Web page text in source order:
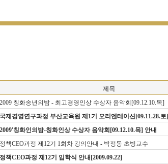
제목
2009 칭화송년의밤 - 최고경영인상 수상자 음악회[09.12.10.목]
국제경영연구과정 부산교육원 제1기 오리엔테이션[09.11.28.토]
2009'칭화인의밤-칭화인상 수상자 음악회[09.12.10.목] 안내
정책CEO과정 제12기 1회차 강의안내 - 박정동 초빙교수
정책CEO과정 제12기 입학식 안내[2009.09.22]